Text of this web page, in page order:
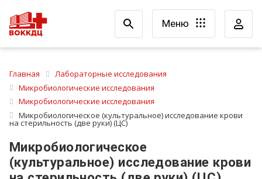
Меню
Главная
Лабораторные исследования
Микробиологические исследования
Микробиологические исследования
Микробиологическое (культуральное) исследование крови
на стерильность (две руки) (ЦС)
Микробиологическое
(культуральное) исследование крови